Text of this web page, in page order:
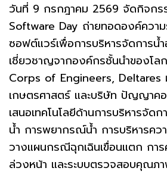
วันที่ 9 กรกฎาคม 2569 จัดกิจกร
Software Day ถ่ายทอดองค์ความ
ซอฟต์แวร์เพื่อการบริหารจัดการน้
เชี่ยวชาญจากองค์กรชั้นนำของโล
Corps of Engineers, Deltares
เกษตรศาสตร์ และบริษัท ปัญญาค
เสนอเทคโนโลยีด้านการบริหารจัดก
น้ำ การพยากรณ์น้ำ การบริหารคว
วางแผนกรณีฉุกเฉินเขื่อนแตก กา
ล่วงหน้า และระบบตรวจสอบคุณภ